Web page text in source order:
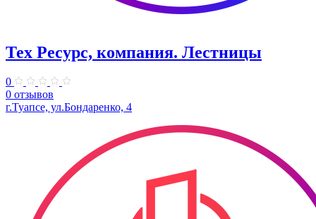
Тех Ресурс, компания. Лестницы
0
0 отзывов
г.Туапсе, ул.Бондаренко, 4